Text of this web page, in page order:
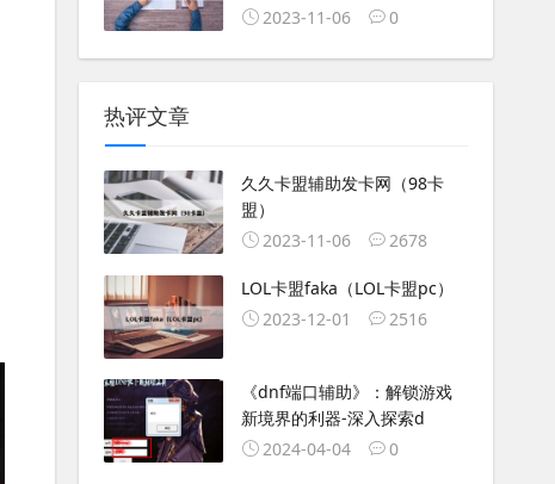
2023-11-06
0
热评文章
久久卡盟辅助发卡网（98卡
盟）
2023-11-06
2678
LOL卡盟faka（LOL卡盟pc）
2023-12-01
2516
《dnf端口辅助》：解锁游戏
新境界的利器-深入探索d
2024-04-04
0